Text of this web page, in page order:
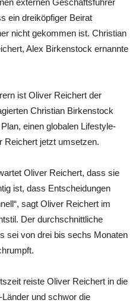
externen Geschäftsführer
ein dreiköpfiger Beirat
nicht gekommen ist. Christian
Alex Birkenstock ernannte
ist Oliver Reichert der
Christian Birkenstock
einen globalen Lifestyle-
Reichert jetzt umsetzen.
Oliver Reichert, dass sie
ist, dass Entscheidungen
sagt Oliver Reichert im
Der durchschnittliche
sei von drei bis sechs Monaten
reiste Oliver Reichert in die
und schwor die